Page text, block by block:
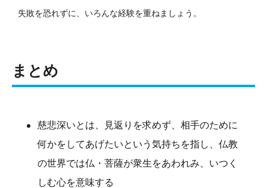
失敗を恐れずに、いろんな経験を重ねましょう。
まとめ
慈悲深いとは、見返りを求めず、相手のために
何かをしてあげたいという気持ちを指し、仏教
の世界では仏・菩薩が衆生をあわれみ、いつく
しむ心を意味する